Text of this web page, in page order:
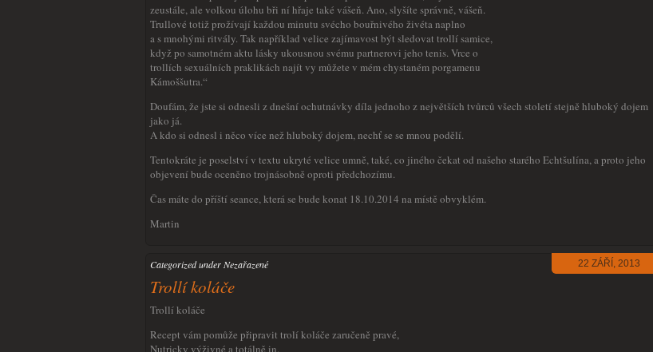
zeustále, ale volkou úlohu bři ní hřaje také vášeň. Ano, slyšíte správně, vášeň.
Trullové totiž prožívají každou minutu svécho bouřnivého živéta naplno
a s mnohými ritvály. Tak například velice zajímavost být sledovat trollí samice,
když po samotném aktu lásky ukousnou svému partnerovi jeho tenis. Vrce o
trollích sexuálních praklikách najít vy můžete v mém chystaném porgamenu
Kámoššutra.“
Doufám, že jste si odnesli z dnešní ochutnávky díla jednoho z největších tvůrců všech století stejně hluboký dojem
jako já.
A kdo si odnesl i něco více než hluboký dojem, nechť se se mnou podělí.
Tentokráte je poselství v textu ukryté velice umně, také, co jiného čekat od našeho starého Echtšulína, a proto jeho
objevení bude oceněno trojnásobně oproti předchozímu.
Čas máte do příští seance, která se bude konat 18.10.2014 na místě obvyklém.
Martin
22 ZÁŘÍ, 2013
Categorized under Nezařazené
Trollí koláče
Trollí koláče
Recept vám pomůže připravit trolí koláče zaručeně pravé,
Nutricky výživné a totálně in.